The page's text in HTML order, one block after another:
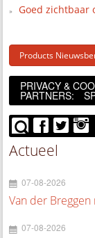
Goed zichtbaar
Products
PRIVACY &
PARTNERS:
Actueel
07-08-2026
Van der
07-08-2026